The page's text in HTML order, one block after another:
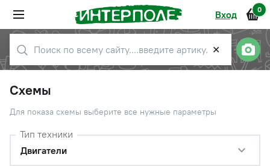
Вход 0
✕
Схемы
Для показа схемы выберите все нужные параметры
Тип техники
Двигатели